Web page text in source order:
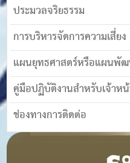
ประมวลจริยธรรม
การบริหารจัดการความเสี่ยง
แผนยุทธศาสตร์หรือแผนพั
คู่มือปฏิบัติงานสำหรับเจ้าห
ช่องทางการติดต่อ